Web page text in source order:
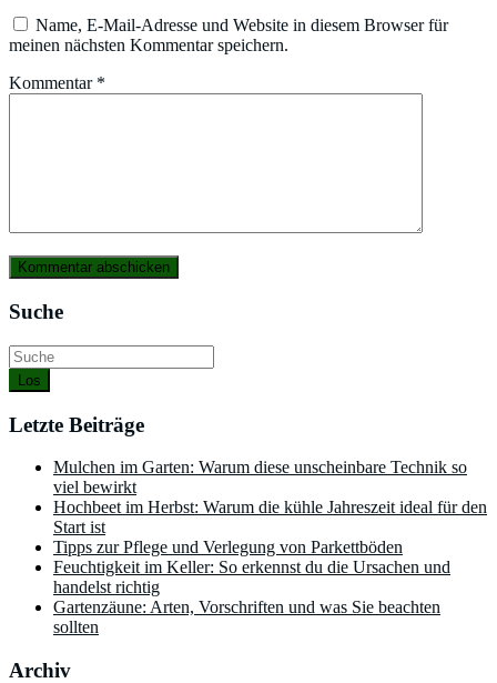
Name, E-Mail-Adresse und Website in diesem Browser für
meinen nächsten Kommentar speichern.
Kommentar *
Suche
Los
Letzte Beiträge
Mulchen im Garten: Warum diese unscheinbare Technik so
viel bewirkt
Hochbeet im Herbst: Warum die kühle Jahreszeit ideal für den
Start ist
Tipps zur Pflege und Verlegung von Parkettböden
Feuchtigkeit im Keller: So erkennst du die Ursachen und
handelst richtig
Gartenzäune: Arten, Vorschriften und was Sie beachten
sollten
Archiv